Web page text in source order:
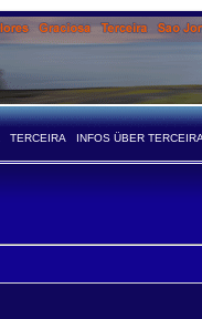
TERCEIRA INFOS ÜBER